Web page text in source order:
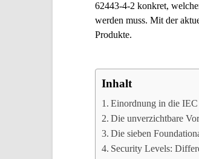
62443-4-2 konkret,
werden muss. Mit der
Produkte.
Inhalt
Einordnung in die
Die unverzichtbare
Die sieben
Security Levels: